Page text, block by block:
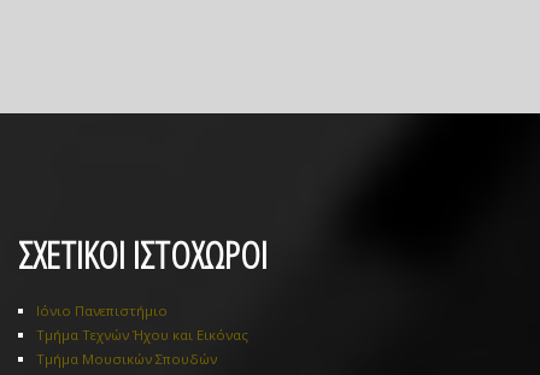
ΣΧΕΤΙΚΟΙ ΙΣΤΟΧΩΡΟΙ
Ιόνιο Πανεπιστήμιο
Τμήμα Τεχνών Ήχου και Εικόνας
Τμήμα Μουσικών Σπουδών